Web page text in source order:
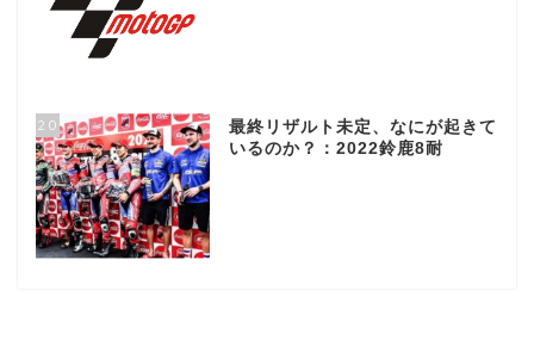
20
最終リザルト未定、なにが起きて
いるのか？：2022鈴鹿8耐